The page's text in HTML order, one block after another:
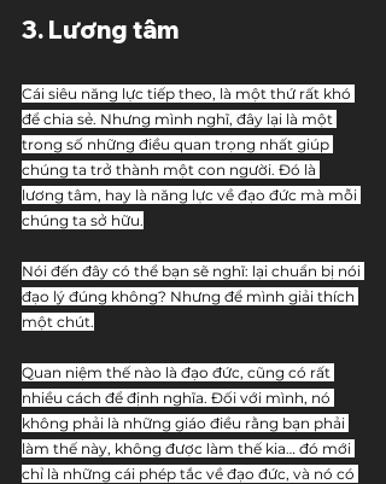
3. Lương tâm
Cái siêu năng lực tiếp theo, là một thứ rất khó
để chia sẻ. Nhưng mình nghĩ, đây lại là một
trong số những điều quan trọng nhất giúp
chúng ta trở thành một con người. Đó là
lương tâm, hay là năng lực về đạo đức mà mỗi
chúng ta sở hữu.
Nói đến đây có thể bạn sẽ nghĩ: lại chuẩn bị nói
đạo lý đúng không? Nhưng để mình giải thích
một chút.
Quan niệm thế nào là đạo đức, cũng có rất
nhiều cách để định nghĩa. Đối với mình, nó
không phải là những giáo điều rằng bạn phải
làm thế này, không được làm thế kia… đó mới
chỉ là những cái phép tắc về đạo đức, và nó có